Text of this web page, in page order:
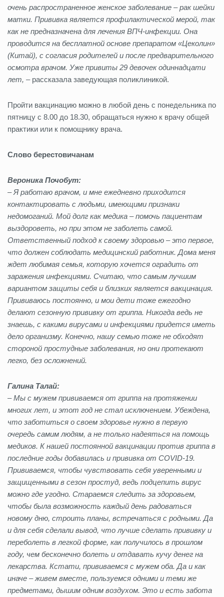
очень распространенное женское заболевание – рак шейки
матки. Прививка является профилактической мерой, так
как не предназначена для лечения ВПЧ-инфекции. Она
проводится на бесплатной основе препаратом «Цеколин»
(Китай), с согласия родителей и после предварительного
осмотра врачом. Уже привиты 29 девочек одиннадцати
лет, – рассказала заведующая поликлиникой.
Пройти вакцинацию можно в любой день с понедельника по
пятницу с 8.00 до 18.30, обращаться нужно к врачу общей
практики или к помощнику врача.
Слово берестовичанам
Вероника Почобут:
–Я работаю врачом, и мне ежедневно приходится
контактировать с людьми, имеющими признаки
недомоганий. Мой долг как медика – помочь пациентам
выздороветь, но при этом не заболеть самой.
Ответственный подход к своему здоровью – это первое,
что должен соблюдать медицинский работник. Дома меня
ждет любимая семья, которую хочется оградить от
заражения инфекциями. Считаю, что самым лучшим
вариантом защиты себя и близких является вакцинация.
Прививаюсь постоянно, и мои дети тоже ежегодно
делают сезонную прививку от гриппа. Никогда ведь не
знаешь, с какими вирусами и инфекциями придется иметь
дело организму. Конечно, нашу семью тоже не обходят
стороной простудные заболевания, но они протекают
легко, без осложнений.
Галина Талай:
–Мы с мужем прививаемся от гриппа на протяжении
многих лет, и этот год не стал исключением. Убеждена,
что заботиться о своем здоровье нужно в первую
очередь самим людям, а не только надеяться на помощь
медиков. К нашей постоянной вакцинации против гриппа в
последние годы добавилась и прививка от COVID-19.
Прививаемся, чтобы чувствовать себя уверенными и
защищенными в сезон простуд, ведь подцепить вирус
можно где угодно. Стараемся следить за здоровьем,
чтобы была возможность каждый день радоваться
новому дню, строить планы, встречаться с родными. Да
и для себя сделали вывод, что лучше сделать прививку и
переболеть в легкой форме, как получилось в прошлом
году, чем бесконечно болеть и отдавать кучу денег на
лекарства. Кстати, прививаемся с мужем оба. Да и как
иначе – живем вместе, пользуемся одними и теми же
предметами, дышим одним воздухом. Это и есть забота